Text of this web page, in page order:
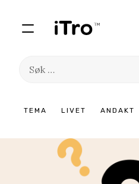
TEMA LIVET ANDAKT
Søk
innhold